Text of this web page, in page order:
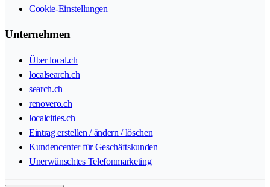
Cookie-Einstellungen
Unternehmen
Über local.ch
localsearch.ch
search.ch
renovero.ch
localcities.ch
Eintrag erstellen / ändern / löschen
Kundencenter für Geschäftskunden
Unerwünschtes Telefonmarketing